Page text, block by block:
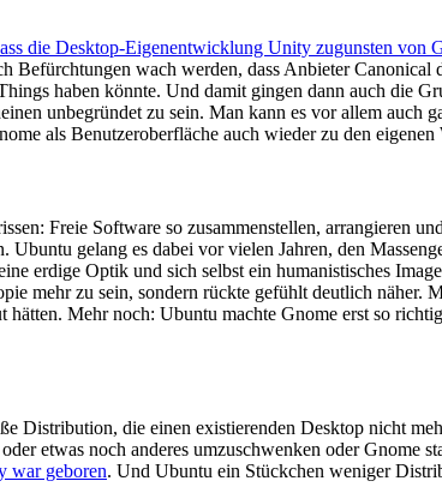
die Desktop-Eigenentwicklung Unity zugunsten von
Befürchtungen wach werden, dass Anbieter
haben könnte. Und damit gingen dann auch die
unbegründet zu sein. Man kann es vor allem auch
als Benutzeroberfläche auch wieder zu den
Freie Software so zusammenstellen, arrangieren
gelang es dabei vor vielen Jahren, den
erdige Optik und sich selbst ein humanistisches
mehr zu sein, sondern rückte gefühlt deutlich
Mehr noch: Ubuntu machte Gnome erst so
Distribution, die einen existierenden Desktop nicht
oder etwas noch anderes umzuschwenken oder Gnome
war geboren. Und Ubuntu ein Stückchen weniger